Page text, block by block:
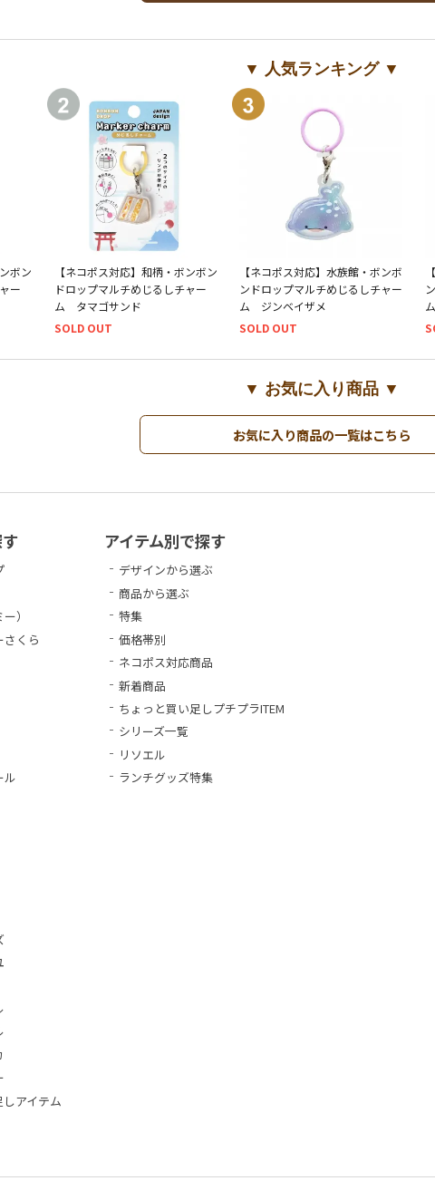
▼ 人気ランキング ▼
ボン
ー
【ネコポス対応】和柄・ボンボン
ドロップマルチめじるしチャー
ム タマゴサンド
SOLD OUT
【ネコポス対応】水族館・ボンボ
ンドロップマルチめじるしチャー
ム ジンベイザメ
SOLD OUT
▼ お気に入り商品 ▼
お気に入り商品の一覧はこちら
）
さくら
ル
アイテム
アイテム別で探す
デザインから選ぶ
商品から選ぶ
特集
価格帯別
ネコポス対応商品
新着商品
ちょっと買い足しプチプラITEM
シリーズ一覧
リソエル
ランチグッズ特集